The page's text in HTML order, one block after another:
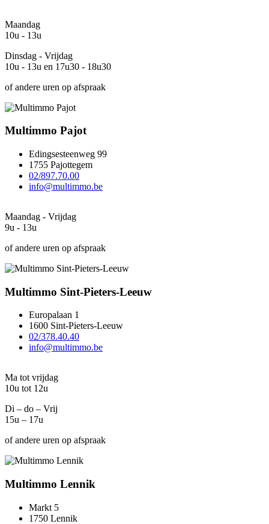
Maandag
10u - 13u
Dinsdag - Vrijdag
10u - 13u en 17u30 - 18u30
of andere uren op afspraak
Multimmo Pajot
Edingsesteenweg 99
1755 Pajottegem
02/897.70.00
info@multimmo.be
Maandag - Vrijdag
9u - 13u
of andere uren op afspraak
Multimmo Sint-Pieters-Leeuw
Europalaan 1
1600 Sint-Pieters-Leeuw
02/378.40.40
info@multimmo.be
Ma tot vrijdag
10u tot 12u
Di – do – Vrij
15u – 17u
of andere uren op afspraak
Multimmo Lennik
Markt 5
1750 Lennik